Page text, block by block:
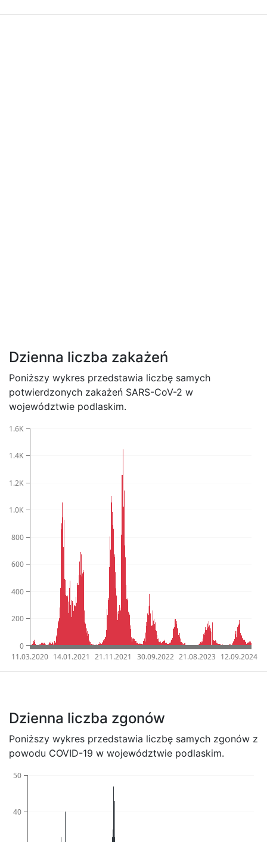
Dzienna liczba zakażeń
Poniższy wykres przedstawia liczbę samych
potwierdzonych zakażeń SARS-CoV-2 w
województwie podlaskim.
0
200
400
600
800
1.0K
1.2K
1.4K
1.6K
11.03.2020 14.01.2021 21.11.2021 30.09.2022 21.08.2023 12.09.2024
Dzienna liczba zgonów
Poniższy wykres przedstawia liczbę samych zgonów z
powodu COVID-19 w województwie podlaskim.
40
50